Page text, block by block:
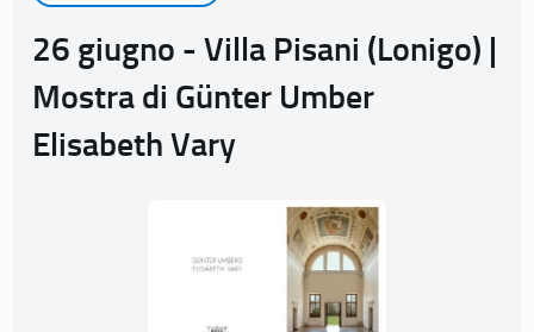
26 giugno - Villa Pisani (Lonigo) |
Mostra di Günter Umber
Elisabeth Vary